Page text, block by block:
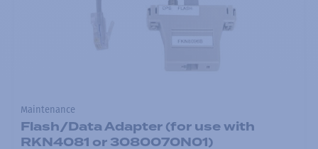
Maintenance
Flash/Data Adapter (for use with
RKN4081 or 3080070N01)